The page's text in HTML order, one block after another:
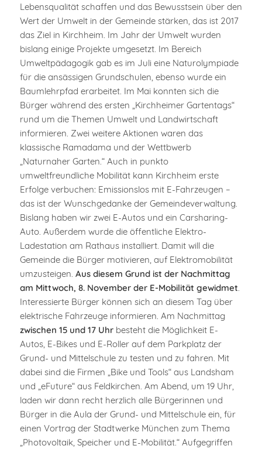
Lebensqualität schaffen und das Bewusstsein über den
Wert der Umwelt in der Gemeinde stärken, das ist 2017
das Ziel in Kirchheim. Im Jahr der Umwelt wurden
bislang einige Projekte umgesetzt. Im Bereich
Umweltpädagogik gab es im Juli eine Naturolympiade
für die ansässigen Grundschulen, ebenso wurde ein
Baumlehrpfad erarbeitet. Im Mai konnten sich die
Bürger während des ersten „Kirchheimer Gartentags“
rund um die Themen Umwelt und Landwirtschaft
informieren. Zwei weitere Aktionen waren das
klassische Ramadama und der Wettbwerb
„Naturnaher Garten.“ Auch in punkto
umweltfreundliche Mobilität kann Kirchheim erste
Erfolge verbuchen: Emissionslos mit E-Fahrzeugen –
das ist der Wunschgedanke der Gemeindeverwaltung.
Bislang haben wir zwei E-Autos und ein Carsharing-
Auto. Außerdem wurde die öffentliche Elektro-
Ladestation am Rathaus installiert. Damit will die
Gemeinde die Bürger motivieren, auf Elektromobilität
umzusteigen. Aus diesem Grund ist der Nachmittag
am Mittwoch, 8. November der E-Mobilität gewidmet
Interessierte Bürger können sich an diesem Tag über
elektrische Fahrzeuge informieren. Am Nachmittag
zwischen 15 und 17 Uhrbesteht die Möglichkeit E-
Autos, E-Bikes und E-Roller auf dem Parkplatz der
Grund- und Mittelschule zu testen und zu fahren. Mit
dabei sind die Firmen „Bike und Tools“ aus Landsham
und „eFuture“ aus Feldkirchen. Am Abend, um 19 Uhr,
laden wir dann recht herzlich alle Bürgerinnen und
Bürger in die Aula der Grund- und Mittelschule ein, für
einen Vortrag der Stadtwerke München zum Thema
„Photovoltaik, Speicher und E-Mobilität.“ Aufgegriffen